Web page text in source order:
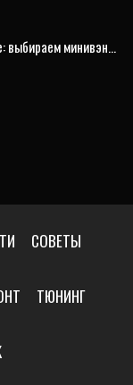
выбираем минивэн…
СОВЕТЫ
ТЮНИНГ